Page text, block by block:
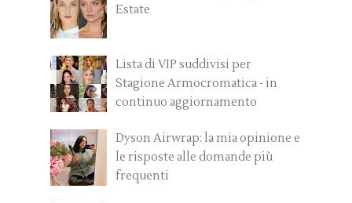
Estate
Lista di VIP suddivisi per
Stagione Armocromatica - in
continuo aggiornamento
Dyson Airwrap: la mia opinione e
le risposte alle domande più
frequenti